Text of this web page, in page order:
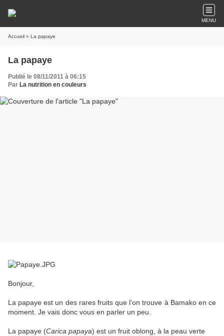
MENU
Accueil » La papaye
La papaye
Publié le 08/11/2011 à 06:15
Par La nutrition en couleurs
Bonjour,
La papaye est un des rares fruits que l'on trouve à Bamako en ce
moment. Je vais donc vous en parler un peu.
La papaye (Carica papaya) est un fruit oblong, à la peau verte